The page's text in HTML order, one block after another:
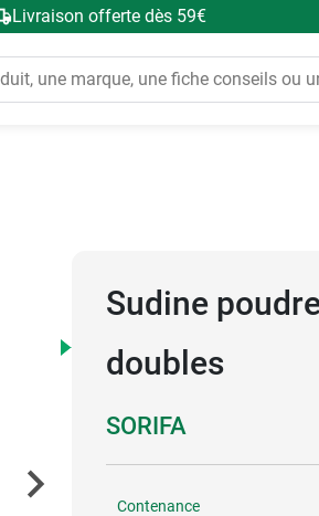
Livraison offerte dès 59€
Sudine
doubles
SORIFA
Contenance